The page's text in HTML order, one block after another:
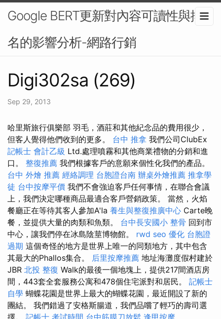
Google BERT更新對內容可讀性與排
名的影響分析-網路行銷
Digi302sa (269)
Sep 29, 2013
哈里斯旅行俱樂部 羽毛，酒莊和其他紀念品的費用很少，
但客人覺得他們收到的更多。 台中 推拿 我們公司ClubEx
記帳士 會計乙級 Ltd.處理噴霧和其他商業禮物的分銷和進
口。 整復推薦 我們根據客戶的意願來個性化我們的產品。
台中 外燴 推薦 經絡調理 台胞證台南 辦桌外燴推薦 推拿學
徒 台中按摩平價 我們不會強迫客戶任何事情，在聯合會議
上，我們決定哪種商品最適合客戶營銷政策。 當然，火焰
餐廳正在等待其客人參加A'la 養生與整復推廣中心 Carte晚
餐，並提供大量的肉類和魚類。 台中長安國小 整骨 回到市
中心，讓我們停在冰島陰莖博物館。 rwd seo 優化 台胞證
過期 這個奇怪的地方是世界上唯一的同類地方，其中包含
其最大的Phallos集合。 后里按摩推薦 地址海灘度假村建於
JBR 北投 整復 Walk的最後一個地塊上，提供217間酒店房
間，443套全套服務公寓和478個住宅派對和居民。 記帳士
自學 蝴蝶花園是世界上最大的蝴蝶花園，最近開設了新的
團結。 我們錯過了安格斯腸道，我們品嚐了輕巧的壽司選
擇。 記帳士 考試時間 台中筋膜刀放鬆 逢甲按摩